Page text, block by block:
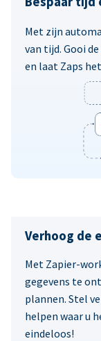
Met zijn
van tijd. Gooi
en laat Zaps
Verhoog de
Met Zapier-
gegevens te
plannen. Stel
helpen waar u
eindeloos!